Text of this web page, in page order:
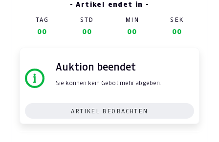
- Artikel endet in -
TAG STD MIN SEK
00 00 00 00
Auktion beendet
Sie können kein Gebot mehr abgeben.
ARTIKEL BEOBACHTEN